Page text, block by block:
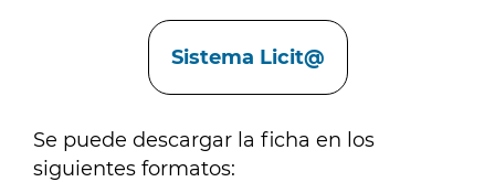
Sistema Licit@
Se puede descargar la ficha en los
siguientes formatos: